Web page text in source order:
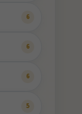
6
6
6
5